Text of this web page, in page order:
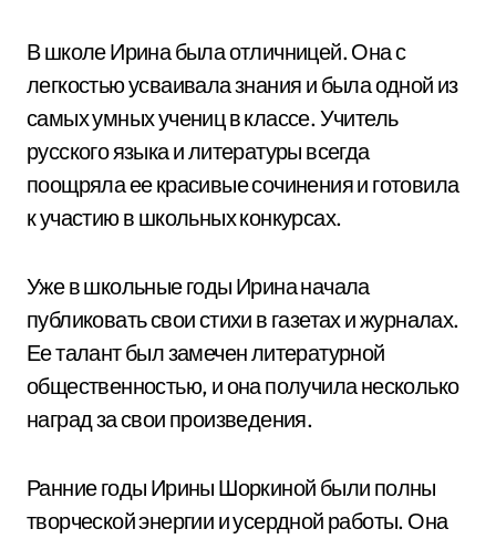
В школе Ирина была отличницей. Она с
легкостью усваивала знания и была одной из
самых умных учениц в классе. Учитель
русского языка и литературы всегда
поощряла ее красивые сочинения и готовила
к участию в школьных конкурсах.
Уже в школьные годы Ирина начала
публиковать свои стихи в газетах и журналах.
Ее талант был замечен литературной
общественностью, и она получила несколько
наград за свои произведения.
Ранние годы Ирины Шоркиной были полны
творческой энергии и усердной работы. Она